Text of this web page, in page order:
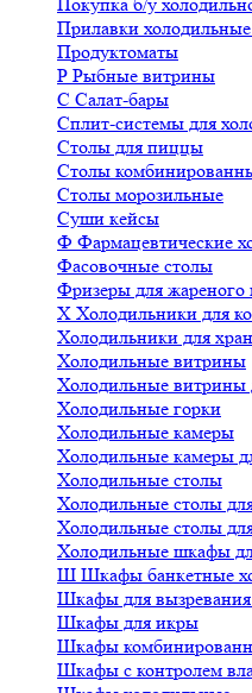
Прилавки
Продуктоматы
Р Рыбные витрины
С Салат-бары
Сплит-системы для
Столы для пиццы
Столы
Столы морозильные
Суши кейсы
Ф Фармацевтические
Фасовочные столы
Фризеры для жареного
Х Холодильники для
Холодильники для
Холодильные витрины
Холодильные витрины
Холодильные горки
Холодильные камеры
Холодильные камеры
Холодильные столы
Холодильные столы
Холодильные столы
Холодильные шкафы
Ш Шкафы банкетные
Шкафы для вызревания
Шкафы для икры
Шкафы
Шкафы с контролем